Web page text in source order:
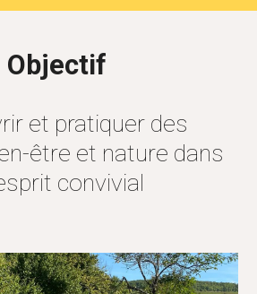
Objectif
et pratiquer des
être et nature dans
convivial